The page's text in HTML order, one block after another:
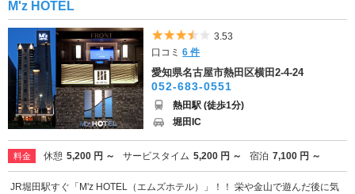
M'z HOTEL
5つ星のうち3.5
3.53
口コミ6 件
愛知県名古屋市熱田区横田2-4-24
052-683-0551
熱田駅 (徒歩1分)
堀田IC
料金 休憩 5,200 円 ～ サービスタイム 5,200 円 ～ 宿泊 7,100 円 ～
JR堀田駅すぐ「M'z HOTEL（エムズホテル）」！！ 栄や金山で遊んだ後に気